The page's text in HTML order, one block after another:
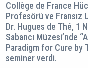
Collège de France
Profesörü ve Fransız
Dr. Hugues de Thé, 1
Sabancı Müzesi’nde
Paradigm for Cure by
seminer verdi.